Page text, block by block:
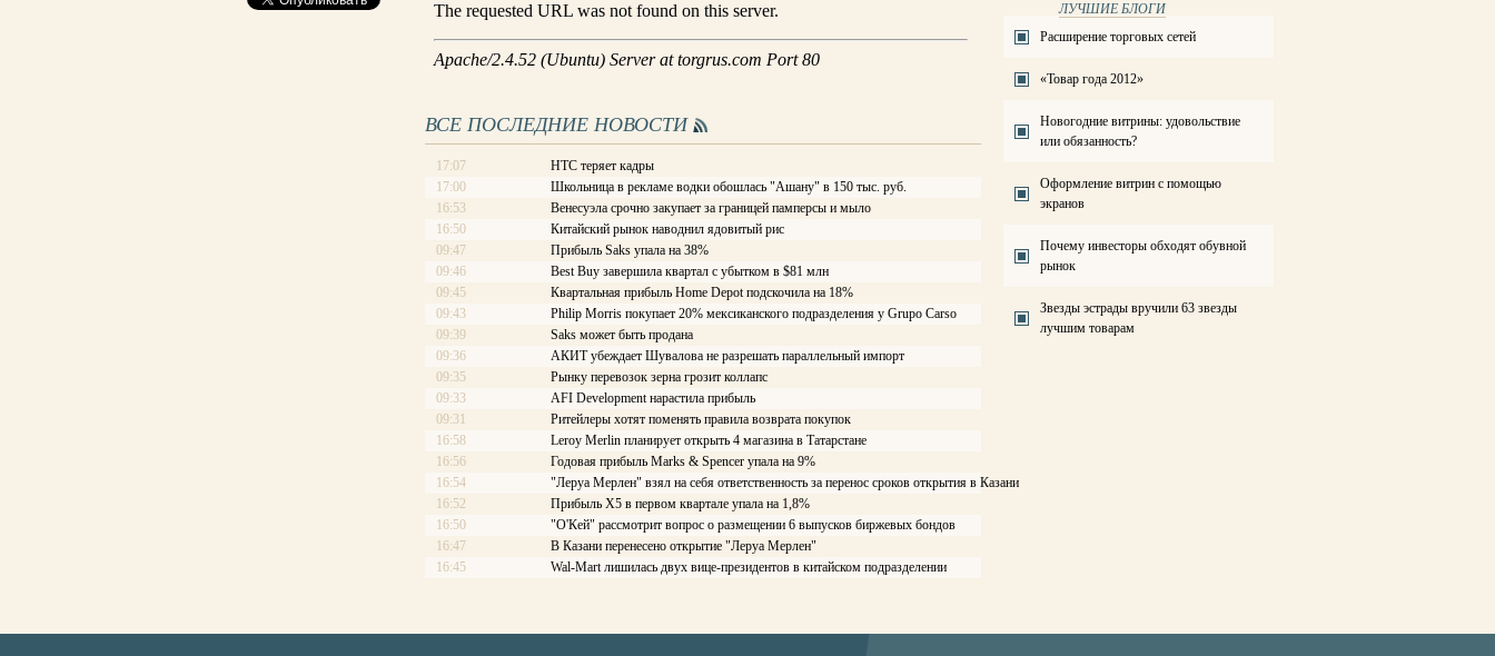
ВСЕ ПОСЛЕДНИЕ НОВОСТИ
17:07
HTC теряет кадры
17:00
Школьница в рекламе водки обошлась "Ашану" в 150 тыс. руб.
16:53
Венесуэла срочно закупает за границей памперсы и мыло
16:50
Китайский рынок наводнил ядовитый рис
09:47
Прибыль Saks упала на 38%
09:46
Best Buy завершила квартал с убытком в $81 млн
09:45
Квартальная прибыль Home Depot подскочила на 18%
09:43
Philip Morris покупает 20% мексиканского подразделения у Grupo Carso
09:39
Saks может быть продана
09:36
АКИТ убеждает Шувалова не разрешать параллельный импорт
09:35
Рынку перевозок зерна грозит коллапс
09:33
AFI Development нарастила прибыль
09:31
Ритейлеры хотят поменять правила возврата покупок
16:58
Leroy Merlin планирует открыть 4 магазина в Татарстане
16:56
Годовая прибыль Marks & Spencer упала на 9%
16:54
"Леруа Мерлен" взял на себя ответственность за перенос сроков открытия в Казани
16:52
Прибыль Х5 в первом квартале упала на 1,8%
16:50
"О'Кей" рассмотрит вопрос о размещении 6 выпусков биржевых бондов
16:47
В Казани перенесено открытие "Леруа Мерлен"
16:45
Wal-Mart лишилась двух вице-президентов в китайском подразделении
ЛУЧШИЕ БЛОГИ
Расширение торговых сетей
«Товар года 2012»
Новогодние витрины: удовольствие
или обязанность?
Оформление витрин с помощью
экранов
Почему инвесторы обходят обувной
рынок
Звезды эстрады вручили 63 звезды
лучшим товарам